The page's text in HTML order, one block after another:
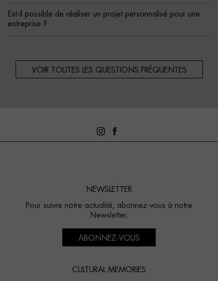
Est-il possible de réaliser un projet personnalisé pour une
entreprise ?
VOIR TOUTES LES QUESTIONS FRÉQUENTES
NEWSLETTER
Pour suivre notre actualité, abonnez-vous à notre
Newsletter.
ABONNEZ-VOUS
CULTURAL MEMORIES